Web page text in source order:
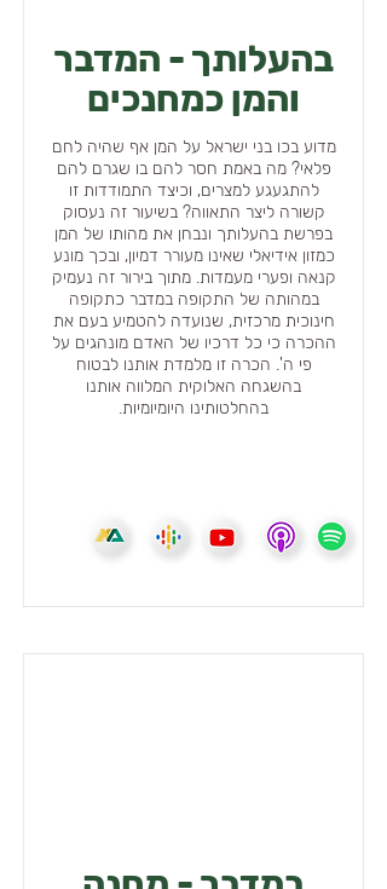
בהעלותך - המדבר
והמן כמחנכים
מדוע בכו בני ישראל על המן אף שהיה לחם
פלאי? מה באמת חסר להם בו שגרם להם
להתגעגע למצרים, וכיצד התמודדות זו
קשורה ליצר התאווה? בשיעור זה נעסוק
בפרשת בהעלותך ונבחן את מהותו של המן
כמזון אידיאלי שאינו מעורר דמיון, ובכך מונע
קנאה ופערי מעמדות. מתוך בירור זה נעמיק
במהותה של התקופה במדבר כתקופה
חינוכית מרכזית, שנועדה להטמיע בעם את
ההכרה כי כל דרכיו של האדם מונהגים על
פי ה'. הכרה זו מלמדת אותנו לבטוח
בהשגחה האלוקית המלווה אותנו
בהחלטותינו היומיומיות.